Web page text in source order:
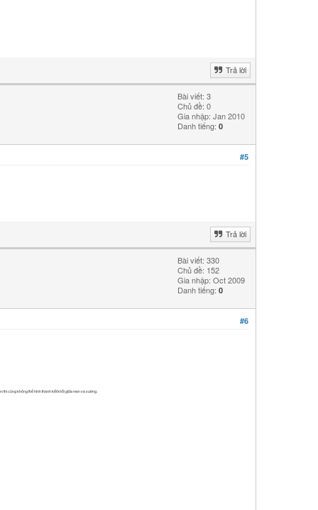
Trả lời
Bài viết: 3
Chủ đề: 0
Gia nhập: Jan 2010
Danh tiếng: 0
#5
Trả lời
Bài viết: 330
Chủ đề: 152
Gia nhập: Oct 2009
Danh tiếng: 0
#6
thì cũng không thể hình thành kết khối giữa men và xương.